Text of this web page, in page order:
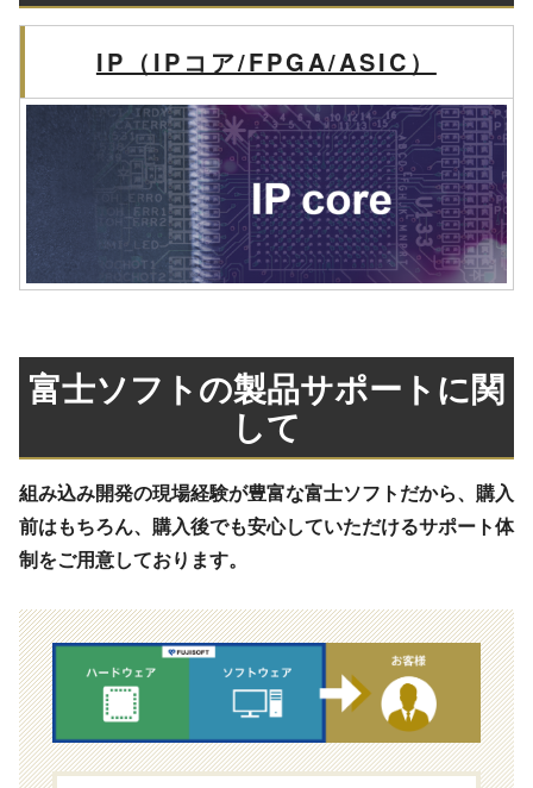
IP（IPコア/FPGA/ASIC）
富士ソフトの製品サポートに関
して
組み込み開発の現場経験が豊富な富士ソフトだから、購入
前はもちろん、購入後でも安心していただけるサポート体
制をご用意しております。